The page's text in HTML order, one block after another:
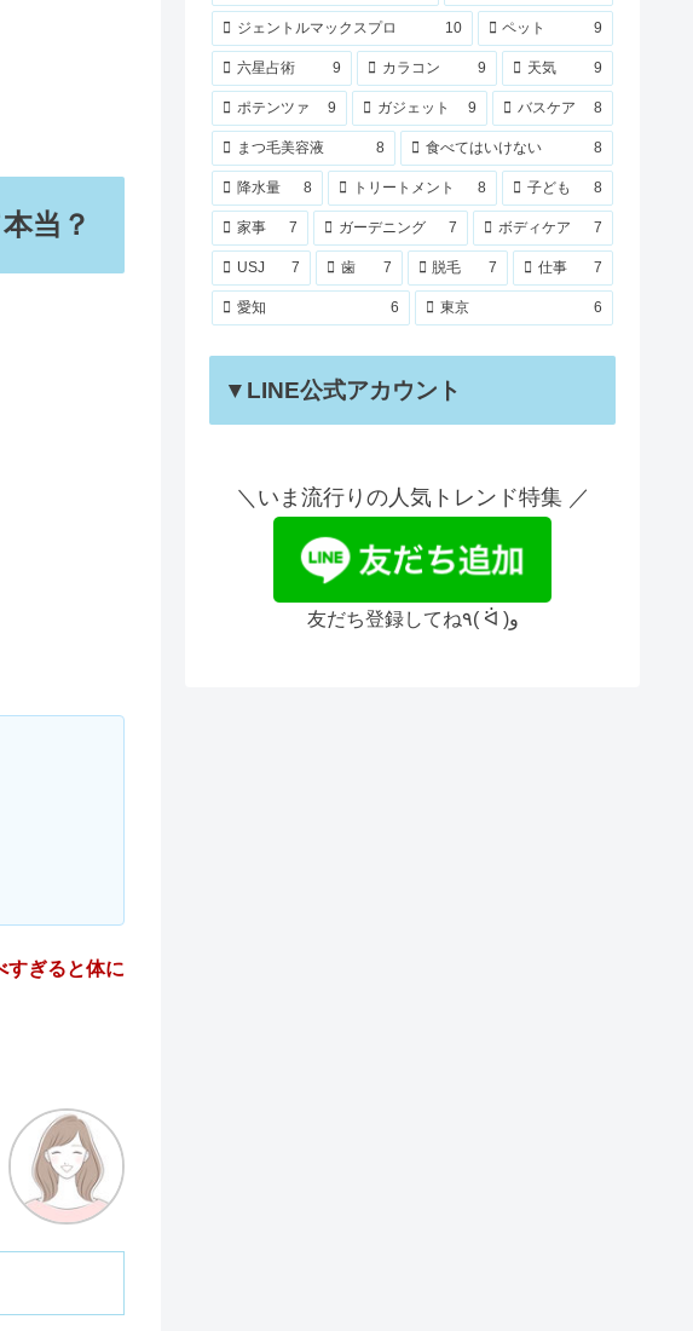
ジェントルマックスプロ 10 ペット 9
六星占術 9 カラコン 9 天気 9
ポテンツァ 9 ガジェット 9 バスケア 8
まつ毛美容液 8 食べてはいけない 8
降水量 8 トリートメント 8 子ども 8
家事 7 ガーデニング 7 ボディケア 7
USJ 7 歯 7 脱毛 7 仕事 7
愛知 6 東京 6
▼LINE公式アカウント
＼いま流行りの人気トレンド特集 ／
友だち登録してね٩( ᐛ )و